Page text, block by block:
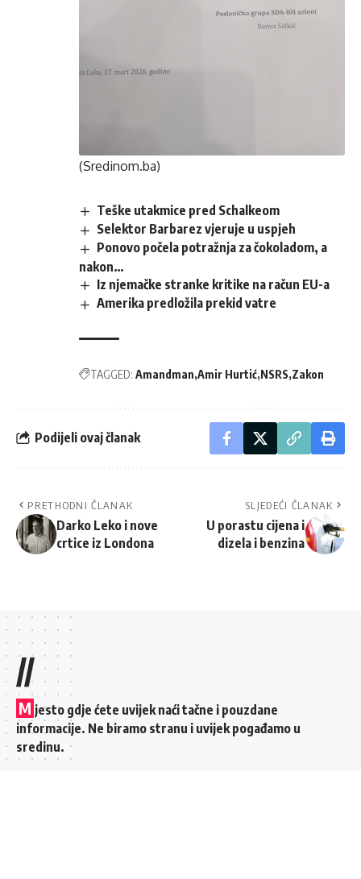
(Sredinom.ba)
Teške utakmice pred Schalkeom
Selektor Barbarez vjeruje u uspjeh
Ponovo počela potražnja za čokoladom, a
nakon…
Iz njemačke stranke kritike na račun EU-a
Amerika predložila prekid vatre
TAGGED: Amandman Amir Hurtić NSRS Zakon
Podijeli ovaj članak
PRETHODNI ČLANAK
Darko Leko i nove
crtice iz Londona
SLJEDEĆI ČLANAK
U porastu cijena i
dizela i benzina
//
M jesto gdje ćete uvijek naći tačne i pouzdane
informacije. Ne biramo stranu i uvijek pogađamo u
sredinu.